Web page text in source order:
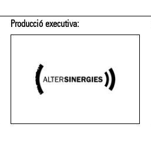
Producció executiva: